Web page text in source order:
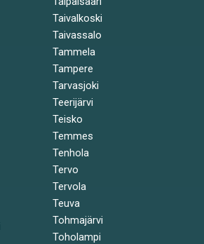
Taivalkoski
Taivassalo
Tammela
Tampere
Tarvasjoki
Teerijärvi
Teisko
Temmes
Tenhola
Tervo
Tervola
Teuva
Tohmajärvi
Toholampi